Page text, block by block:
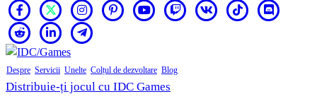
Despre Servicii Unelte Colțul de dezvoltare Blog
Distribuie-ți jocul cu IDC Games